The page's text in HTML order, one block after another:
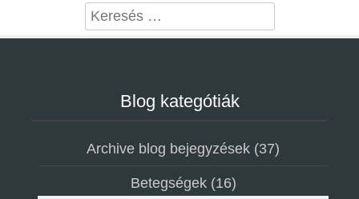
Search
Blog kategótiák
Archive blog bejegyzések (37)
Betegségek(16)